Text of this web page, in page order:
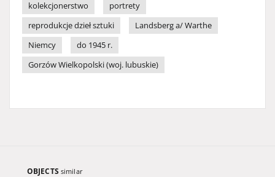
kolekcjonerstwo
portrety
reprodukcje dzieł sztuki
Landsberg a/ Warthe
Niemcy
do 1945 r.
Gorzów Wielkopolski (woj. lubuskie)
OBJECTS similar